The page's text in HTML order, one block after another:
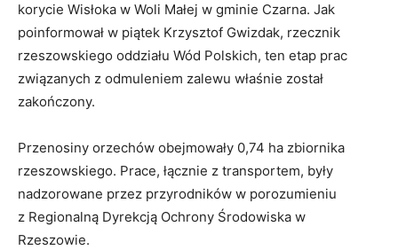
korycie Wisłoka w Woli Małej w gminie Czarna. Jak
poinformował w piątek Krzysztof Gwizdak, rzecznik
rzeszowskiego oddziału Wód Polskich, ten etap prac
związanych z odmuleniem zalewu właśnie został
zakończony.
Przenosiny orzechów obejmowały 0,74 ha zbiornika
rzeszowskiego. Prace, łącznie z transportem, były
nadzorowane przez przyrodników w porozumieniu
z Regionalną Dyrekcją Ochrony Środowiska w
Rzeszowie.